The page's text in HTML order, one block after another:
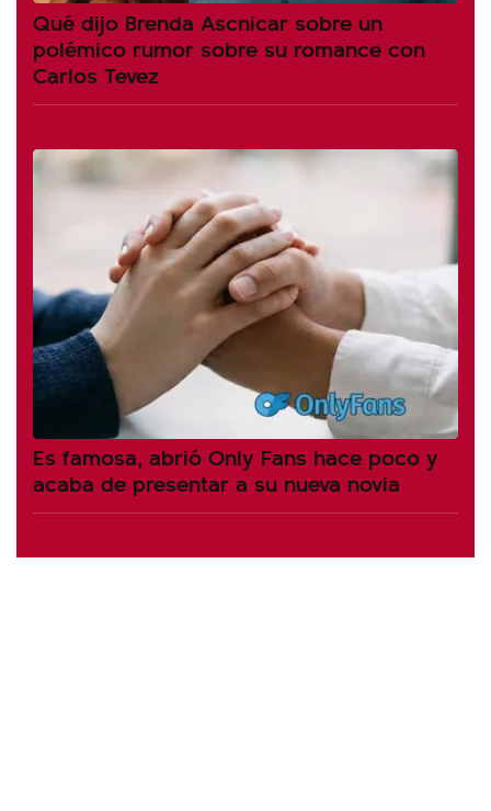
Qué dijo Brenda Ascnicar sobre un
polémico rumor sobre su romance con
Carlos Tevez
Es famosa, abrió Only Fans hace poco y
acaba de presentar a su nueva novia